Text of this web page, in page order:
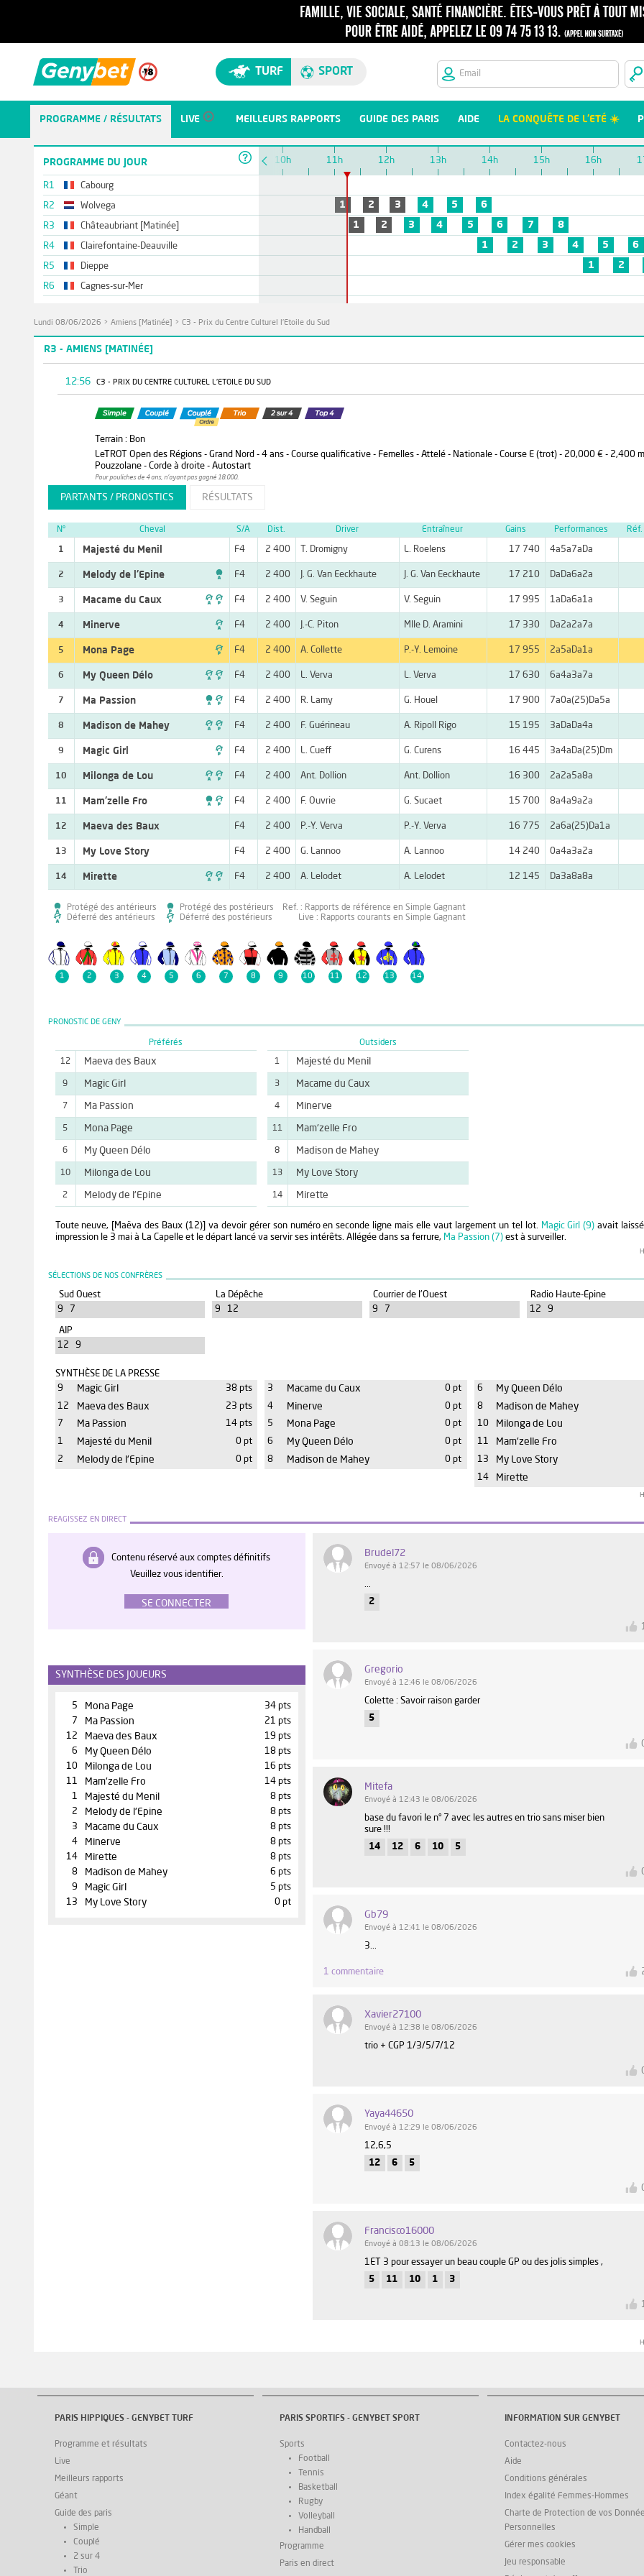
TURF SPORT
PROGRAMME / RÉSULTATS LIVE MEILLEURS RAPPORTS GUIDE DES PARIS AIDE LA CONQUÊTE DE L'ETÉ ☀️
PROGRAMME DU JOUR
R1 Cabourg
R2 Wolvega
R3 Châteaubriant [Matinée]
R4 Clairefontaine-Deauville
R5 Dieppe
R6 Cagnes-sur-Mer
10h 11h 12h 13h 14h 15h 16h
1
2 3 4 5
6
1
2 3 4 5 6 7
8
1
2 3 4 5 6
1
2
Lundi 08/06/2026 > Amiens [Matinée] > C3 - Prix du Centre Culturel l'Etoile du Sud
R3 - AMIENS [MATINÉE]
12:56 C3 - PRIX DU CENTRE CULTUREL L'ETOILE DU SUD
Terrain : Bon
LeTROT Open des Régions - Grand Nord - 4 ans - Course qualificative - Femelles - Attelé - Nationale - Course E (trot) - 20,000 € - 2,400
Pouzzolane - Corde à droite - Autostart
Pour pouliches de 4 ans, n'ayant pas gagné 18.000.
PARTANTS / PRONOSTICS RÉSULTATS
N° Cheval S/A Dist. Driver Entraîneur Gains Performances Réf.
1 Majesté du Menil F4 2 400 T. Dromigny L. Roelens 17 740 4a5a7aDa
2 Melody de l'Epine  F4 2 400 J. G. Van Eeckhaute J. G. Van Eeckhaute 17 210 DaDa6a2a
3 Macame du Caux  F4 2 400 V. Seguin V. Seguin 17 995 1aDa6a1a
4 Minerve  F4 2 400 J.-C. Piton Mlle D. Aramini 17 330 Da2a2a7a
5 Mona Page  F4 2 400 A. Collette P.-Y. Lemoine 17 955 2a5aDa1a
6 My Queen Délo  F4 2 400 L. Verva L. Verva 17 630 6a4a3a7a
7 Ma Passion  F4 2 400 R. Lamy G. Houel 17 900 7a0a(25)Da5a
8 Madison de Mahey  F4 2 400 F. Guérineau A. Ripoll Rigo 15 195 3aDaDa4a
9 Magic Girl  F4 2 400 L. Cueff G. Curens 16 445 3a4aDa(25)Dm
10 Milonga de Lou  F4 2 400 Ant. Dollion Ant. Dollion 16 300 2a2a5a8a
11 Mam'zelle Fro  F4 2 400 F. Ouvrie G. Sucaet 15 700 8a4a9a2a
12 Maeva des Baux F4 2 400 P.-Y. Verva P.-Y. Verva 16 775 2a6a(25)Da1a
13 My Love Story F4 2 400 G. Lannoo A. Lannoo 14 240 0a4a3a2a
14 Mirette  F4 2 400 A. Lelodet A. Lelodet 12 145 Da3a8a8a
Protégé des antérieurs
Déferré des antérieurs
Protégé des postérieurs
Déferré des postérieurs
Ref. : Rapports de référence en Simple Gagnant
Live : Rapports courants en Simple Gagnant
1 2 3 4 5 6 7 8 9 10 11 12 13 14
PRONOSTIC DE GENY
Préférés
12 Maeva des Baux
9 Magic Girl
7 Ma Passion
5 Mona Page
6 My Queen Délo
10 Milonga de Lou
2 Melody de l'Epine
Outsiders
1 Majesté du Menil
3 Macame du Caux
4 Minerve
11 Mam'zelle Fro
8 Madison de Mahey
13 My Love Story
14 Mirette
Toute neuve, [Maëva des Baux (12)] va devoir gérer son numéro en seconde ligne mais elle vaut largement un tel lot. Magic Girl (9) avait
impression le 3 mai à La Capelle et le départ lancé va servir ses intérêts. Allégée dans sa ferrure, Ma Passion (7)est à surveiller.
SÉLECTIONS DE NOS CONFRÈRES
Sud Ouest
9 7
La Dépêche
9 12
Courrier de l'Ouest
9 7
Radio Haute-Epine
12 9
AIP
12 9
SYNTHÈSE DE LA PRESSE
9
Magic Girl
38 pts
12
Maeva des Baux
23 pts
7
Ma Passion
14 pts
1
Majesté du Menil
0 pt
2
Melody de l'Epine 0 pt
3 Macame du Caux
0 pt
4
Minerve
0 pt
5
Mona Page
0 pt
6
My Queen Délo
0 pt
8
Madison de Mahey 0 pt
6 My Queen Délo
8
Madison de Mahey
10
Milonga de Lou
11
Mam'zelle Fro
13
My Love Story
14
Mirette
REAGISSEZ EN DIRECT
Contenu réservé aux comptes définitifs
Veuillez vous identifier.
SE CONNECTER
SYNTHÈSE DES JOUEURS
5 Mona Page
34 pts
7
Ma Passion
21 pts
12
Maeva des Baux
19 pts
6
My Queen Délo
18 pts
10
Milonga de Lou
16 pts
11
Mam'zelle Fro
14 pts
1
Majesté du Menil
8 pts
2
Melody de l'Epine
8 pts
3
Macame du Caux
8 pts
4
Minerve
8 pts
14
Mirette
8 pts
8
Madison de Mahey
6 pts
9
Magic Girl
5 pts
13
My Love Story 0 pt
Brudel72
Envoyé à 12:57 le 08/06/2026
...
2
Gregorio
Envoyé à 12:46 le 08/06/2026
Colette : Savoir raison garder
5
Mitefa
Envoyé à 12:43 le 08/06/2026
base du favori le n° 7 avec les autres en trio sans miser bien
sure !!!
14
12 6 10 5
Gb79
Envoyé à 12:41 le 08/06/2026
3...
1 commentaire
Xavier27100
Envoyé à 12:38 le 08/06/2026
trio + CGP 1/3/5/7/12
Yaya44650
Envoyé à 12:29 le 08/06/2026
12,6,5
12
6 5
Francisco16000
Envoyé à 08:13 le 08/06/2026
1ET 3 pour essayer un beau couple GP ou des jolis simples ,
5
11 10 1 3
PARIS HIPPIQUES - GENYBET TURF
Programme et résultats
Live
Meilleurs rapports
Géant
Guide des paris
Simple
Couplé
2 sur 4
Trio
PARIS SPORTIFS - GENYBET SPORT
Sports
Football
Tennis
Basketball
Rugby
Volleyball
Handball
Programme
Paris en direct
INFORMATION SUR GENYBET
Contactez-nous
Aide
Conditions générales
Index égalité Femmes-Hommes
Charte de Protection de vos
Personnelles
Gérer mes cookies
Jeu responsable